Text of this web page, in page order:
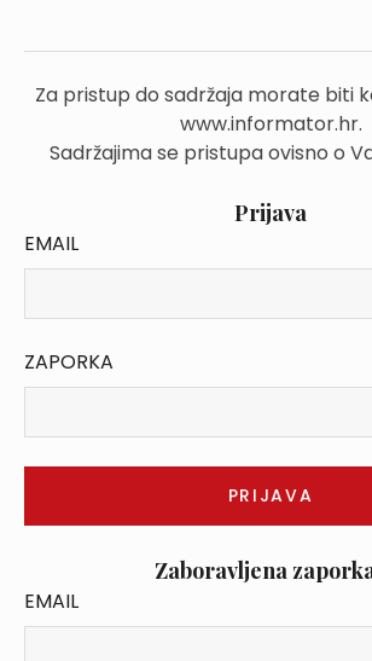
Za pristup do sadržaja morate biti
www.informator.hr.
Sadržajima se pristupa ovisno o
Prijava
EMAIL
ZAPORKA
Zaboravljena
EMAIL